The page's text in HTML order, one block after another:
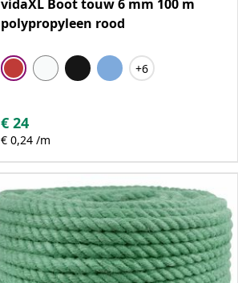
vidaXL Boot touw 6 mm 100 m
polypropyleen rood
+6
€ 24
€ 0,24 /m